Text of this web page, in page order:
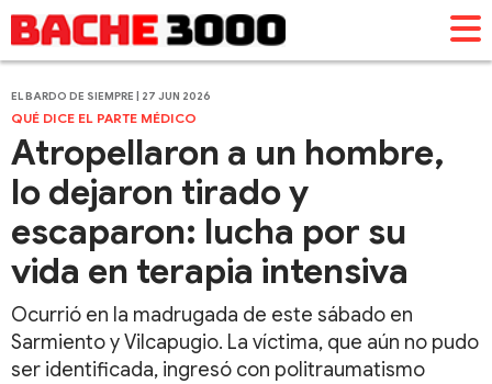
EL BARDO DE SIEMPRE | 27 JUN 2026
QUÉ DICE EL PARTE MÉDICO
Atropellaron a un hombre,
lo dejaron tirado y
escaparon: lucha por su
vida en terapia intensiva
Ocurrió en la madrugada de este sábado en
Sarmiento y Vilcapugio. La víctima, que aún no pudo
ser identificada, ingresó con politraumatismo